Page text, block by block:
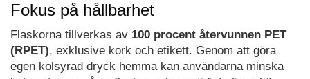
Fokus på hållbarhet
Flaskorna tillverkas av 100 procent återvunnen PET
(RPET), exklusive kork och etikett. Genom att göra
egen kolsyrad dryck hemma kan användarna minska